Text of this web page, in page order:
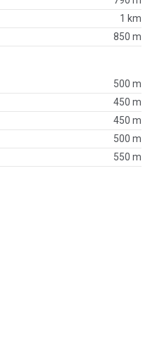
1 km
850 m
500 m
450 m
450 m
500 m
550 m